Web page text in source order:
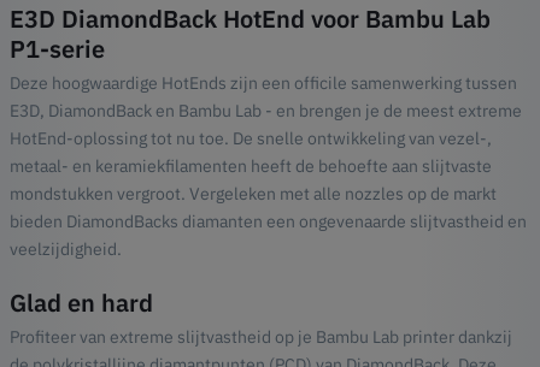
E3D DiamondBack HotEnd voor Bambu Lab
P1-serie
Deze hoogwaardige HotEnds zijn een officile samenwerking tussen
E3D, DiamondBack en Bambu Lab - en brengen je de meest extreme
HotEnd-oplossing tot nu toe. De snelle ontwikkeling van vezel-,
metaal- en keramiekfilamenten heeft de behoefte aan slijtvaste
mondstukken vergroot. Vergeleken met alle nozzles op de markt
bieden DiamondBacks diamanten een ongevenaarde slijtvastheid en
veelzijdigheid.
Glad en hard
Profiteer van extreme slijtvastheid op je Bambu Lab printer dankzij